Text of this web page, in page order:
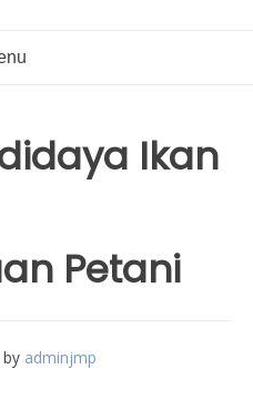
Ikan
Petani
by adminjmp